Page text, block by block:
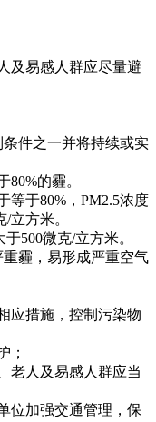
及易感人群应尽量避
件之一并将持续或实
80%的霾。
等于80%，PM2.5浓度
立方米。
500微克/立方米。
霾，易形成严重空气
措施，控制污染物
；
人及易感人群应当
加强交通管理，保